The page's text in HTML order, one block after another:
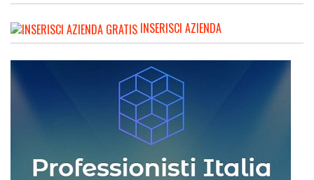
INSERISCI AZIENDA